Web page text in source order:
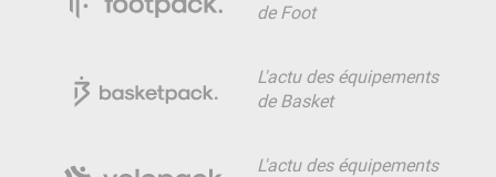
de Foot
L'actu des équipements
de Basket
L'actu des équipements